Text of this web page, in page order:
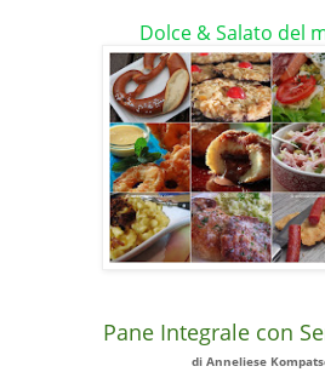
Dolce & Salato del
Pane Integrale con
di Anneliese